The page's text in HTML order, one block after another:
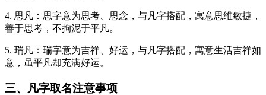
4. 思凡：思字意为思考、思念，与凡字搭配，寓意思维敏捷，
善于思考，不拘泥于平凡。
5. 瑞凡：瑞字意为吉祥、好运，与凡字搭配，寓意生活吉祥如
意，虽平凡却充满好运。
三、凡字取名注意事项